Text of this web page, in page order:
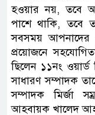
হওয়ার নয়, তবে
পাশে থাকি, তবে
সবসময় আপনাদের
প্রয়োজনে
ছিলেন ১১নং
সাধারণ সম্পাদক
সম্পাদক মির্জা
আহবায়ক খালেদ